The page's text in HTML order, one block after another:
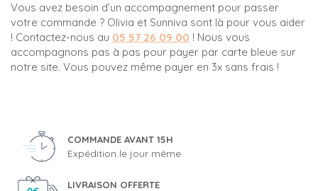
Vous avez besoin d’un accompagnement pour passer
votre commande ? Olivia et Sunniva sont là pour vous aider
! Contactez-nous au 05 57 26 09 00 ! Nous vous
accompagnons pas à pas pour payer par carte bleue sur
notre site. Vous pouvez même payer en 3x sans frais !
COMMANDE AVANT 15H
Expédition le jour même
LIVRAISON OFFERTE